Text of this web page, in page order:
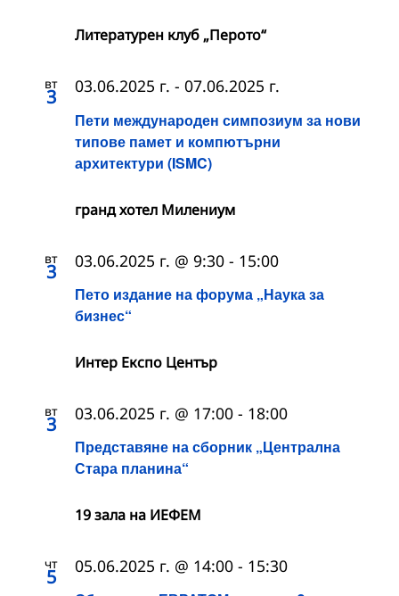
Литературен клуб „Перото“
вт
3
Пети международен симпозиум за нови
типове памет и компютърни
архитектури (ISMC)
03.06.2025 г. - 07.06.2025 г.
гранд хотел Милениум
вт
3
Пето издание на форума „Наука за
бизнес“
03.06.2025 г. @ 9:30 - 15:00
Интер Експо Център
вт
3
Представяне на сборник „Централна
Стара планина“
03.06.2025 г. @ 17:00 - 18:00
19 зала на ИЕФЕМ
чт
5 05.06.2025 г. @ 14:00 - 15:30